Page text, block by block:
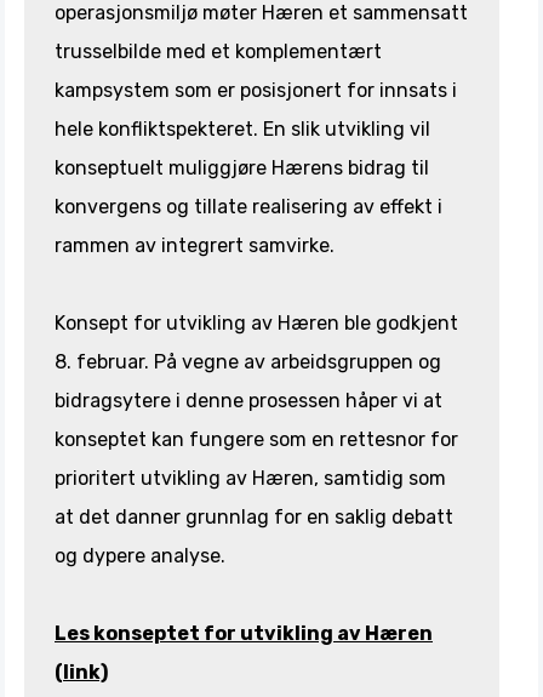
operasjonsmiljø møter Hæren et sammensatt
trusselbilde med et komplementært
kampsystem som er posisjonert for innsats i
hele konfliktspekteret. En slik utvikling vil
konseptuelt muliggjøre Hærens bidrag til
konvergens og tillate realisering av effekt i
rammen av integrert samvirke.
Konsept for utvikling av Hæren ble godkjent
8. februar. På vegne av arbeidsgruppen og
bidragsytere i denne prosessen håper vi at
konseptet kan fungere som en rettesnor for
prioritert utvikling av Hæren, samtidig som
at det danner grunnlag for en saklig debatt
og dypere analyse.
Les konseptet for utvikling av Hæren
(link)